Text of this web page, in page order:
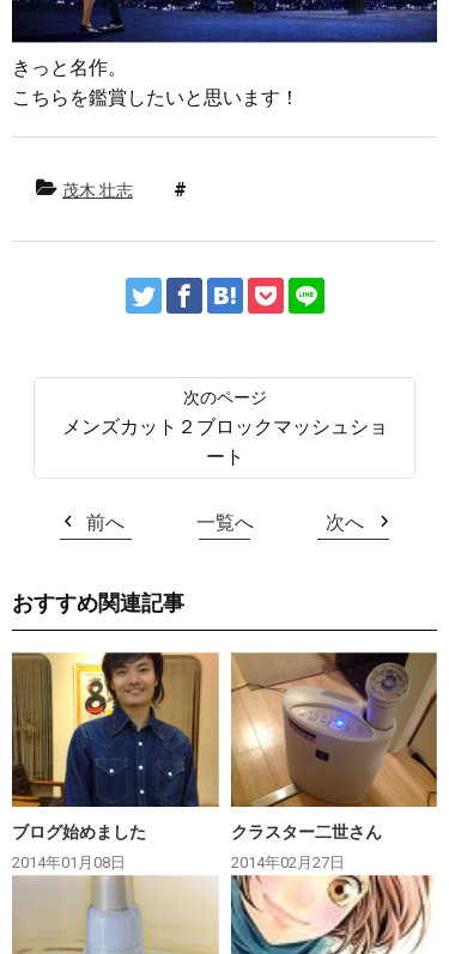
きっと名作。
こちらを鑑賞したいと思います！
茂木 壮志
メンズカット２ブロックマッシュショ
ート
前へ 一覧へ 次へ
おすすめ関連記事
ブログ始めました
2014年01月08日
クラスター二世さん
2014年02月27日